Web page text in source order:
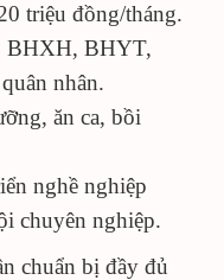
triệu đồng/tháng.
BHXH, BHYT,
nhân.
ăn ca, bồi
nghề nghiệp
chuyên nghiệp.
chuẩn bị đầy đủ